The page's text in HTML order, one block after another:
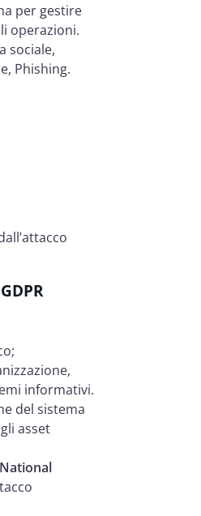
per gestire
operazioni.
sociale,
Phishing.
informativi.
del sistema
asset
National